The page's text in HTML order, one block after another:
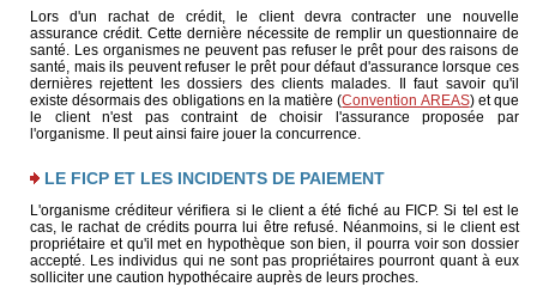
Lors d'un rachat de crédit, le client devra contracter une nouvelle
assurance crédit. Cette dernière nécessite de remplir un questionnaire de
santé. Les organismes ne peuvent pas refuser le prêt pour des raisons de
santé, mais ils peuvent refuser le prêt pour défaut d'assurance lorsque ces
dernières rejettent les dossiers des clients malades. Il faut savoir qu'il
existe désormais des obligations en la matière (Convention AREAS) et que
le client n'est pas contraint de choisir l'assurance proposée par
l'organisme. Il peut ainsi faire jouer la concurrence.
LE FICP ET LES INCIDENTS DE PAIEMENT
L'organisme créditeur vérifiera si le client a été fiché au FICP. Si tel est le
cas, le rachat de crédits pourra lui être refusé. Néanmoins, si le client est
propriétaire et qu'il met en hypothèque son bien, il pourra voir son dossier
accepté. Les individus qui ne sont pas propriétaires pourront quant à eux
solliciter une caution hypothécaire auprès de leurs proches.